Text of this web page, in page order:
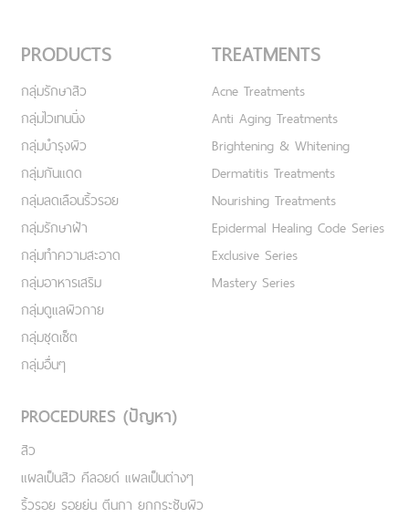
PRODUCTS
กลุ่มรักษาสิว
กลุ่มไวเทนนิ่ง
กลุ่มบำรุงผิว
กลุ่มกันแดด
กลุ่มลดเลือนริ้วรอย
กลุ่มรักษาฝ้า
กลุ่มทำความสะอาด
กลุ่มอาหารเสริม
กลุ่มดูแลผิวกาย
กลุ่มชุดเซ็ต
กลุ่มอื่นๆ
TREATMENTS
Acne Treatments
Anti Aging Treatments
Brightening & Whitening
Dermatitis Treatments
Nourishing Treatments
Epidermal Healing Code Series
Exclusive Series
Mastery Series
PROCEDURES (ปัญหา)
สิว
แผลเป็นสิว คีลอยด์ แผลเป็นต่างๆ
ริ้วรอย รอยย่น ตีนกา ยกกระชับผิว